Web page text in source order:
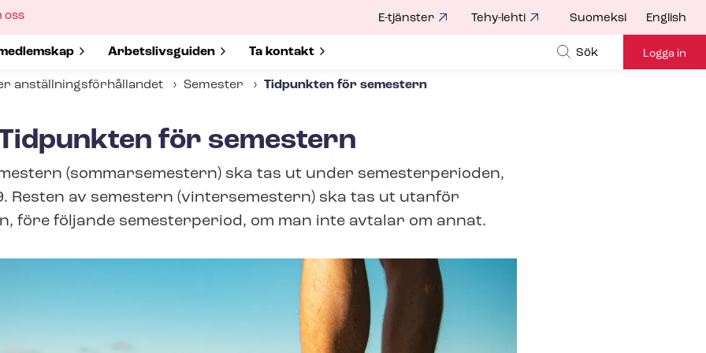
submenu for Show submenu for
Ar­bets­livs­gui­den Show submenu for
Ta kontakt
oss E-tjänster Tehy-lehti Suomeksi English
Sök Logga in
an­ställ­nings­för­hål­lan­det Semester Tidpunkten för semestern
för semestern
(sommarsemestern) ska tas ut under semesterperioden,
Resten av semestern (vintersemestern) ska tas ut utanför
före följande semesterperiod, om man inte avtalar om annat.